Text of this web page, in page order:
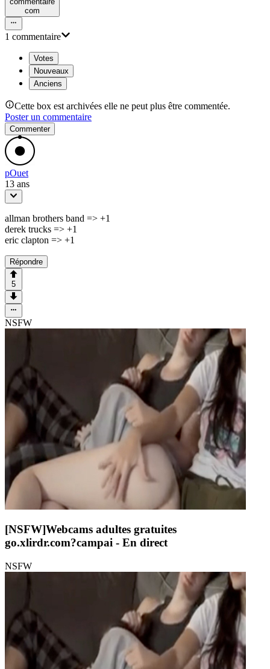
com
1 commentaire
Votes
Nouveaux
Anciens
Cette box est archivées elle ne peut plus être commentée.
Poster un commentaire
Commenter
pOuet
13 ans
allman brothers band => +1
derek trucks => +1
eric clapton => +1
Répondre
5
NSFW
[NSFW]Webcams adultes gratuites
go.xlirdr.com?campai - En direct
NSFW